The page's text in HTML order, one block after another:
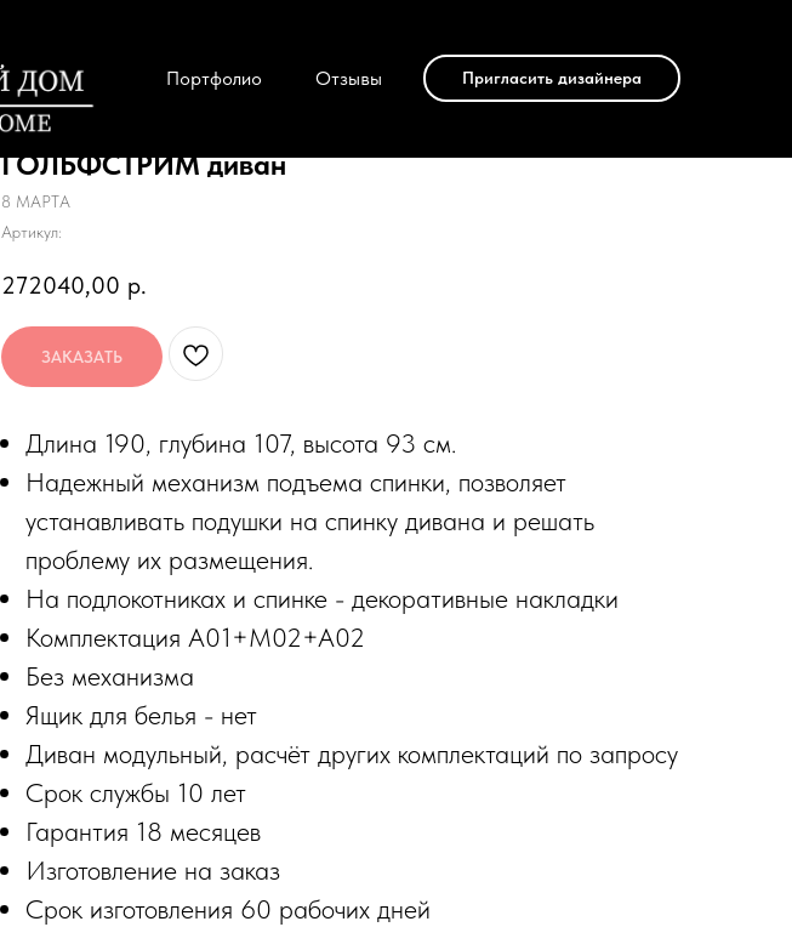
Портфолио Отзывы Пригласить дизайнера
ГОЛЬФСТРИМ диван
8 МАРТА
Артикул:
272040,00 р.
ЗАКАЗАТЬ
Длина 190, глубина 107, высота 93 см.
Надежный механизм подъема спинки, позволяет
устанавливать подушки на спинку дивана и решать
проблему их размещения.
На подлокотниках и спинке - декоративные накладки
Комплектация А01+М02+А02
Без механизма
Ящик для белья - нет
Диван модульный, расчёт других комплектаций по запросу
Срок службы 10 лет
Гарантия 18 месяцев
Изготовление на заказ
Срок изготовления 60 рабочих дней